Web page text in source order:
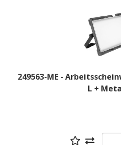
249563-ME -
L +